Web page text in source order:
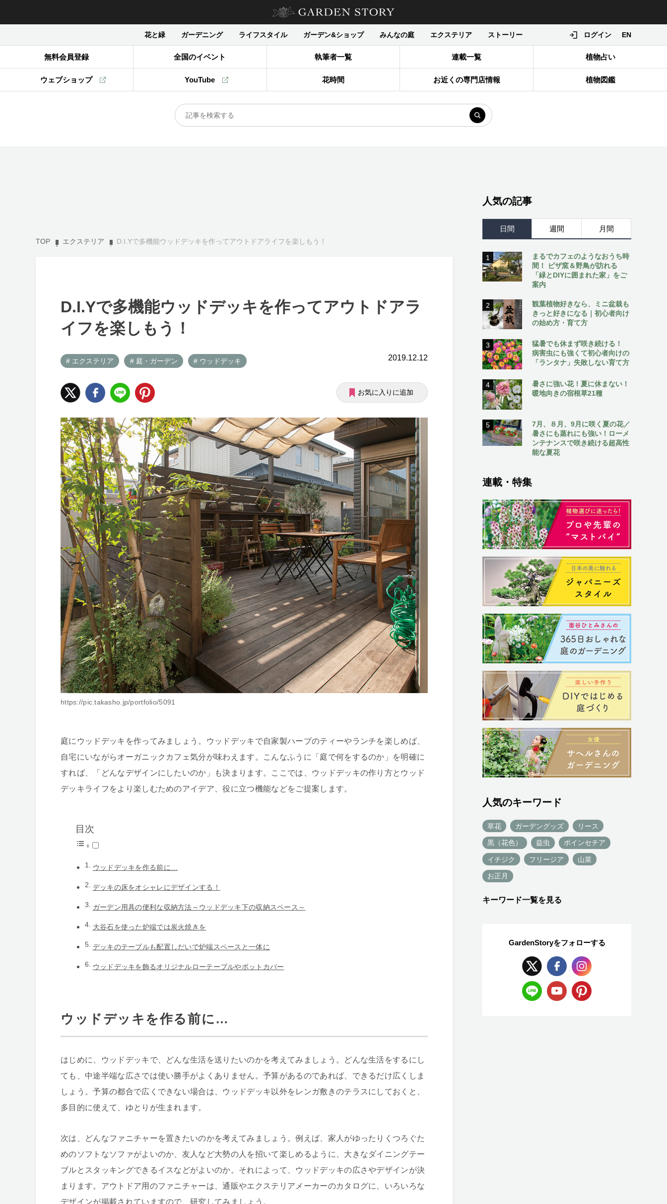
花と緑 ガーデニング ライフスタイル ガーデン&ショップ みんなの庭 エクステリア ストーリー ログイン EN
無料会員登録 全国のイベント 執筆者一覧 連載一覧 植物占い
ウェブショップ YouTube 花時間 お近くの専門店情報 植物図鑑
TOP エクステリア D.I.Yで多機能ウッドデッキを作ってアウトドアライフを楽しもう！
D.I.Yで多機能ウッドデッキを作ってアウトドアラ
イフを楽しもう！
# エクステリア # 庭・ガーデン # ウッドデッキ 2019.12.12
お気に入りに追加
https://pic.takasho.jp/portfolio/5091
庭にウッドデッキを作ってみましょう。ウッドデッキで自家製ハーブのティーやランチを楽しめば、
自宅にいながらオーガニックカフェ気分が味わえます。こんなふうに「庭で何をするのか」を明確に
すれば、「どんなデザインにしたいのか」も決まります。ここでは、ウッドデッキの作り方とウッド
デッキライフをより楽しむためのアイデア、役に立つ機能などをご提案します。
目次
ウッドデッキを作る前に…
デッキの床をオシャレにデザインする！
ガーデン用具の便利な収納方法～ウッドデッキ下の収納スペース～
大谷石を使った炉端では炭火焼きを
デッキのテーブルも配置しだいで炉端スペースと一体に
ウッドデッキを飾るオリジナルローテーブルやポットカバー
ウッドデッキを作る前に…
はじめに、ウッドデッキで、どんな生活を送りたいのかを考えてみましょう。どんな生活をするにし
ても、中途半端な広さでは使い勝手がよくありません。予算があるのであれば、できるだけ広くしま
しょう。予算の都合で広くできない場合は、ウッドデッキ以外をレンガ敷きのテラスにしておくと、
多目的に使えて、ゆとりが生まれます。
次は、どんなファニチャーを置きたいのかを考えてみましょう。例えば、家人がゆったりくつろぐた
めのソフトなソファがよいのか、友人など大勢の人を招いて楽しめるように、大きなダイニングテー
ブルとスタッキングできるイスなどがよいのか。それによって、ウッドデッキの広さやデザインが決
まります。アウトドア用のファニチャーは、通販やエクステリアメーカーのカタログに、いろいろな
デザインが掲載されていますので、研究してみましょう。
人気の記事
日間 週間 月間
1
まるでカフェのようなおうち時
間！ ピザ窯＆野鳥が訪れる
「緑とDIYに囲まれた家」をご
案内
2
観葉植物好きなら、ミニ盆栽も
きっと好きになる｜初心者向け
の始め方・育て方
3
猛暑でも休まず咲き続ける！
病害虫にも強くて初心者向けの
「ランタナ」失敗しない育て方
4
暑さに強い花！夏に休まない！
暖地向きの宿根草21種
5
7月、８月、9月に咲く夏の花／
暑さにも蒸れにも強い！ローメ
ンテナンスで咲き続ける超高性
能な夏花
連載・特集
人気のキーワード
草花 ガーデングッズ リース
黒（花色） 益虫 ポインセチア
イチジク フリージア 山菜
お正月
キーワード一覧を見る
GardenStoryをフォローする